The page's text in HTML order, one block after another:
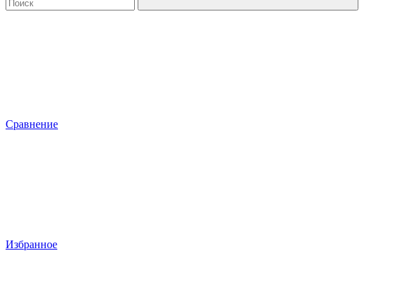
Сравнение
Избранное